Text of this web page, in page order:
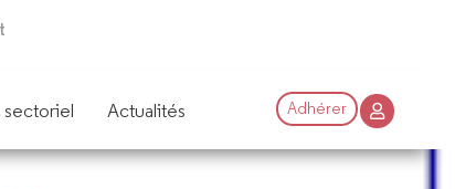
Actualités Adhérer